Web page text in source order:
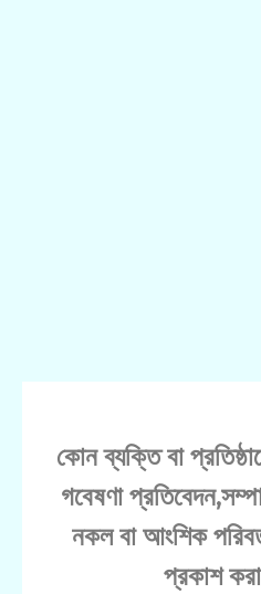
কোন ব্যক্তি বা
গবেষণা
নকল বা আংশিক
প্রকাশ